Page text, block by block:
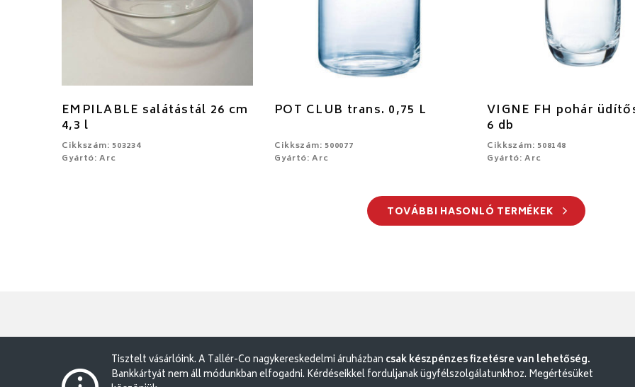
EMPILABLE salátástál 26 cm
4,3 l
Cikkszám: 503234
Gyártó: Arc
POT CLUB trans. 0,75 L
Cikkszám: 500077
Gyártó: Arc
VIGNE FH pohár
6 db
Cikkszám: 508148
Gyártó: Arc
TOVÁBBI HASONLÓ TERMÉKEK
Tisztelt vásárlóink. A Tallér-Co nagykereskedelmi áruházban csak készpénzes fizetésre van lehetőség.
Bankkártyát nem áll módunkban elfogadni. Kérdéseikkel forduljanak ügyfélszolgálatunkhoz. Megértésüket